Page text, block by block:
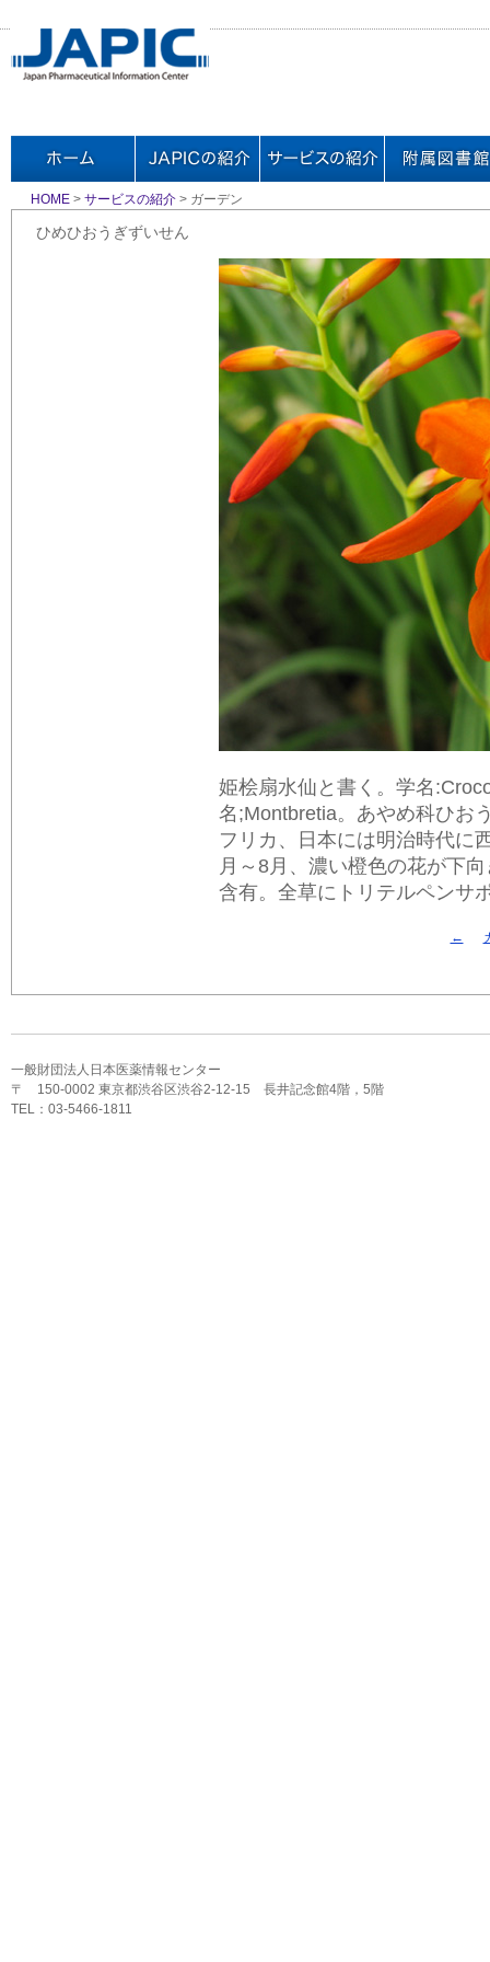
HOME > サービスの紹介 > ガーデン
ひめひおうぎずいせん
姫桧扇水仙と書く。学名
名;Montbretia。あやめ科ひお
フリカ、日本には明治時代に
月～8月、濃い橙色の花が下
含有。全草にトリテルペンサ
←
一般財団法人日本医薬情報センター
〒 150-0002 東京都渋谷区渋谷2-12-15 長井記念館4階，5階
TEL：03-5466-1811